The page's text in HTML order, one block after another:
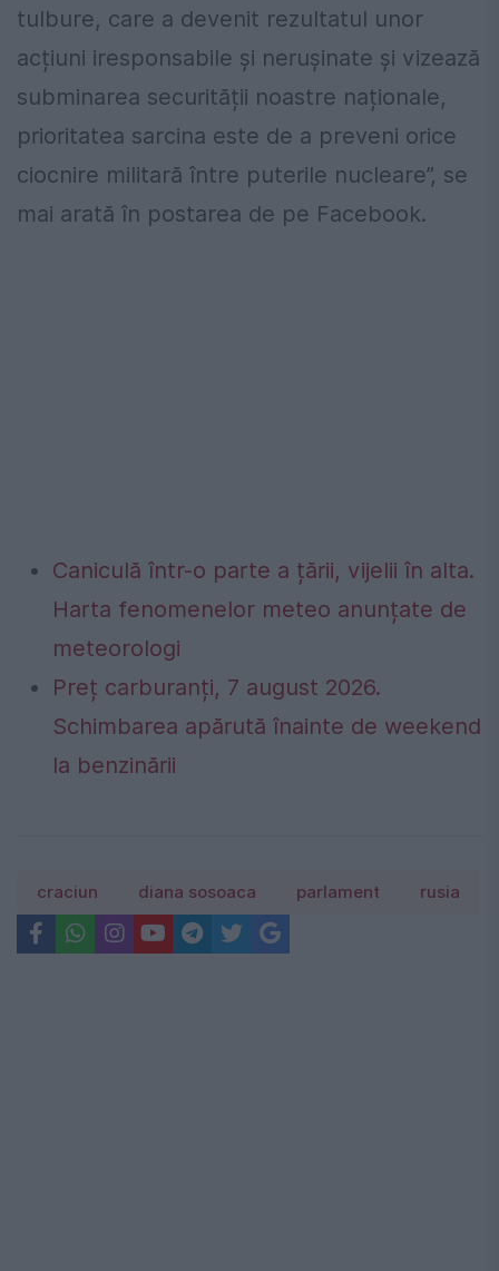
tulbure, care a devenit rezultatul unor
acțiuni iresponsabile și nerușinate și vizează
subminarea securității noastre naționale,
prioritatea sarcina este de a preveni orice
ciocnire militară între puterile nucleare”, se
mai arată în postarea de pe Facebook.
Caniculă într-o parte a țării, vijelii în alta.
Harta fenomenelor meteo anunțate de
meteorologi
Preț carburanți, 7 august 2026.
Schimbarea apărută înainte de weekend
la benzinării
craciun diana sosoaca parlament rusia